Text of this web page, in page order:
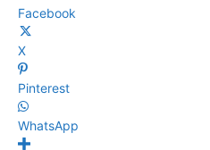
Facebook
X
Pinterest
WhatsApp